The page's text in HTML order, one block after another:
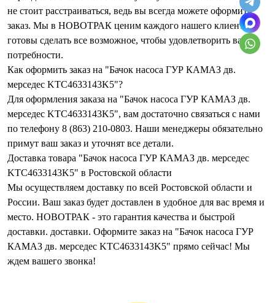
не стоит расстраиваться, ведь вы всегда можете оформить
заказ. Мы в НОВОТРАК ценим каждого нашего клиента и
готовы сделать все возможное, чтобы удовлетворить ваши
потребности.
Как оформить заказ на "Бачок насоса ГУР КАМАЗ дв.
мерседес KTC4633143K5"?
Для оформления заказа на "Бачок насоса ГУР КАМАЗ дв.
мерседес KTC4633143K5", вам достаточно связаться с нами
по телефону 8 (863) 210-0803. Наши менеджеры обязательно
примут ваш заказ и уточнят все детали.
Доставка товара "Бачок насоса ГУР КАМАЗ дв. мерседес
KTC4633143K5" в Ростовской области
Мы осуществляем доставку по всей Ростовской области и
России. Ваш заказ будет доставлен в удобное для вас время и
место. НОВОТРАК - это гарантия качества и быстрой
доставки. доставки. Оформите заказ на "Бачок насоса ГУР
КАМАЗ дв. мерседес KTC4633143K5" прямо сейчас! Мы
ждем вашего звонка!